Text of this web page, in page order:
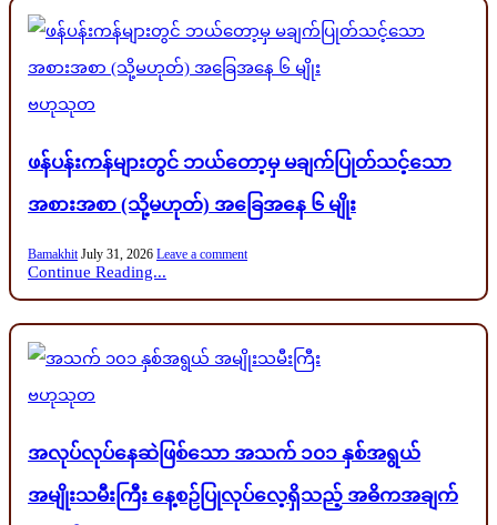
in
ဗဟုသုတ
ဖန်ပန်းကန်များတွင် ဘယ်တော့မှ မချက်ပြုတ်သင့်သော
အစားအစာ (သို့မဟုတ်) အခြေအနေ ၆ မျိုး
Bamakhit July 31, 2026 Leave a comment
Continue Reading...
in
ဗဟုသုတ
အလုပ်လုပ်နေဆဲဖြစ်သော အသက် ၁၀၁ နှစ်အရွယ်
အမျိုးသမီးကြီး နေ့စဉ်ပြုလုပ်လေ့ရှိသည့် အဓိကအချက်